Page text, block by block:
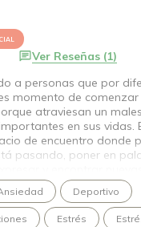
Ver Reseñas (1)
a personas que por
momento de
atraviesan un
en sus vidas.
de encuentro donde
pasando, poner en
mi práctica me
sus contextos de vida:
que atraviesan.
Deportivo
Estrés